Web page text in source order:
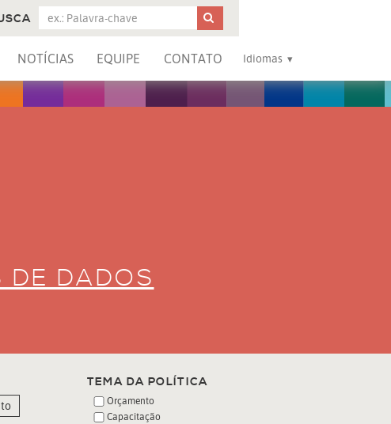
NOTÍCIAS EQUIPE CONTATO Idiomas
DE DADOS
TEMA DA POLÍTICA
Orçamento
Capacitação